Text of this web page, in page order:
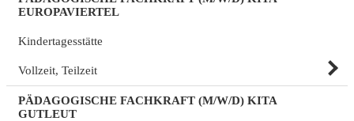
EUROPAVIERTEL
Kindertagesstätte
Vollzeit, Teilzeit
PÄDAGOGISCHE FACHKRAFT (M/W/D) KITA
GUTLEUT